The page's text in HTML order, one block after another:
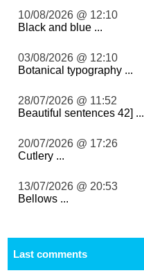
10/08/2026 @ 12:10
Black and blue ...
03/08/2026 @ 12:10
Botanical typography ...
28/07/2026 @ 11:52
Beautiful sentences 42] ...
20/07/2026 @ 17:26
Cutlery ...
13/07/2026 @ 20:53
Bellows ...
Last comments